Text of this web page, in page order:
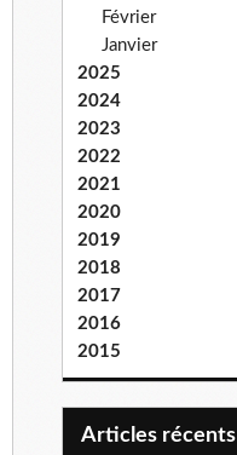
Février
Janvier
2025
2024
2023
2022
2021
2020
2019
2018
2017
2016
2015
articles récents